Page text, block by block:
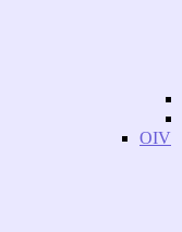
OIV